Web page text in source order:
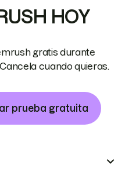
HOY
gratis durante
cuando quieras.
prueba gratuita